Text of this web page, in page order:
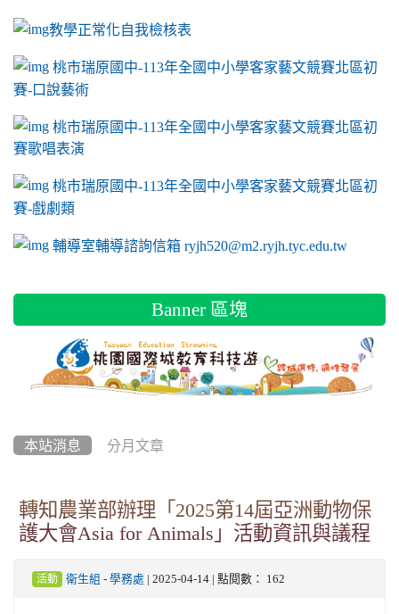
link to https://sites.google.com/a/m2.ryjh.tyc.edu.tw/
教學正常化自我檢核表
link to mailto:ryjh520@m2.ryjh.tyc.edu.tw
link to mailto:ryjh520@m2.ryjh.tyc.edu.tw
ink to mailto:ryjh520@m2.ryjh.tyc.edu.tw
link to mailto:ryjh520@m2.ryjh.tyc.edu.tw
link to mailto:ryjh520@m2.ryjh.tyc.edu.tw
ink to mailto:ryjh520@m2.ryjh.tyc.edu.tw
ink to mailto:ryjh520@m2.ryjh.tyc.edu.tw
link to https://sites.google.com/a/m2.ryjh.tyc.edu.tw/ryjh011/
ink to mailto:ryjh520@m2.ryjh.tyc.edu.tw
link to https://tyc.entry.edu.tw/NoExamImitate_TL/
桃市瑞原國中-113年全國中小學客家藝文競賽北區初
賽-口說藝術
link to https://tyc.entry.edu.tw/NoExamImitate_TL/
桃市瑞原國中-113年全國中小學客家藝文競賽北區初
賽歌唱表演
link to https://tyc.entry.edu.tw/NoExamImitate_TL/
桃市瑞原國中-113年全國中小學客家藝文競賽北區初
賽-戲劇類
link to https://tyc.entry.edu.tw/NoExamImitate_TL/
輔導室輔導諮詢信箱 ryjh520@m2.ryjh.tyc.edu.tw
Banner 區塊
本站消息 分月文章
轉知農業部辦理「2025第14屆亞洲動物保
護大會Asia for Animals」活動資訊與議程
活動 衛生組 - 學務處 | 2025-04-14 | 點閱數： 162